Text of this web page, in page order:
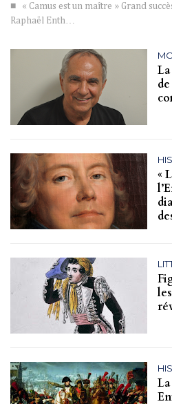
■ « Camus est un maître » Grand
Raphaël Enth…
«